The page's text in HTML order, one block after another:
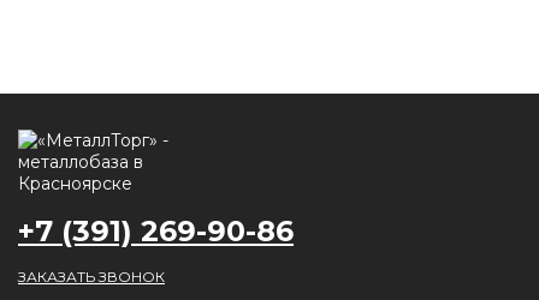
+7 (391) 269-90-86
ЗАКАЗАТЬ ЗВОНОК